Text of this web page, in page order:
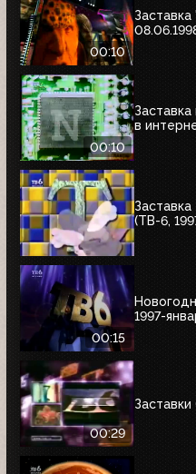
00:10
00:10
Заставка
в
(ТВ-6,
00:15
1997-
00:29
Заставки